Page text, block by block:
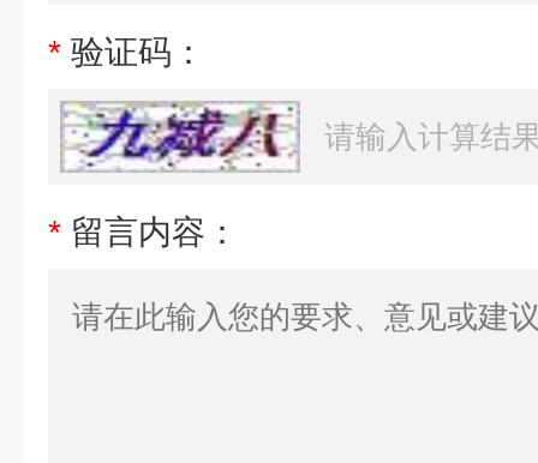
* 验证码：
* 留言内容：